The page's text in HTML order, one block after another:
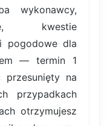
wykonawcy,
kwestie
pogodowe dla
— termin 1
na
przypadkach
otrzymujesz